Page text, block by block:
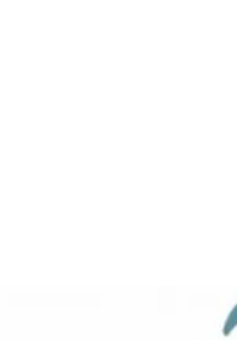
mit Produkttests und